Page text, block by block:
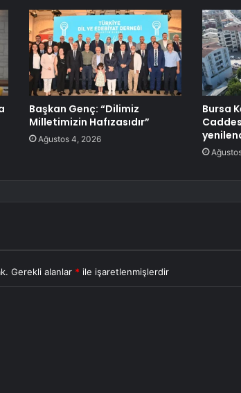
Başkan Genç: “Dilimiz
Milletimizin Hafızasıdır”
Ağustos 4, 2026
Bursa
Gerekli alanlar * ile işaretlenmişlerdir